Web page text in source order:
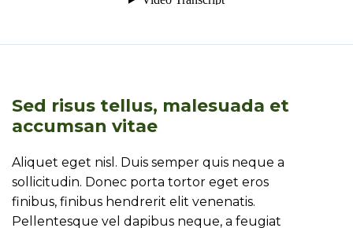
Sed risus tellus, malesuada et
accumsan vitae
Aliquet eget nisl. Duis semper quis neque a
sollicitudin. Donec porta tortor eget eros
finibus, finibus hendrerit elit venenatis.
Pellentesque vel dapibus neque, a feugiat